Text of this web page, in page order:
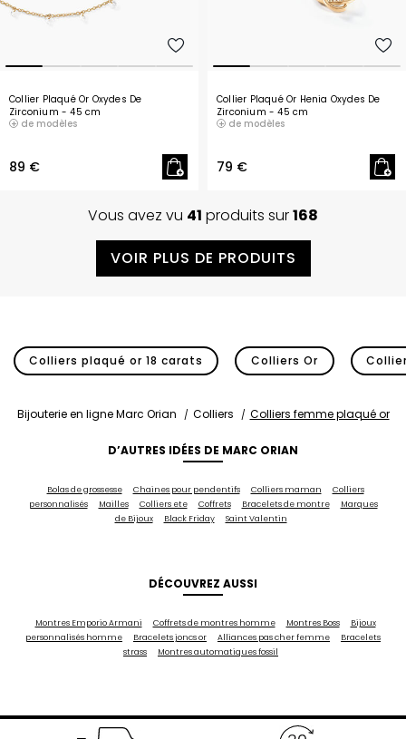
Collier Plaqué Or Oxydes De
Zirconium- 45 cm
de modèles
89 €
Collier Plaqué Or Henia Oxydes De
Zirconium- 45 cm
de modèles
79 €
Vous avez vu 41 produits sur168
VOIR PLUS DE PRODUITS
Colliers plaqué or 18 carats Colliers Or
Bijouterie en ligne Marc Orian Colliers Colliers femme plaqué or
D’AUTRES IDÉES DE MARC ORIAN
Bolas de grossesse Chaines pour pendentifs Colliers maman
Colliers
personnalisés
Mailles Colliers ete Coffrets Bracelets de montre
Marques
de Bijoux
Black Friday Saint Valentin
DÉCOUVREZ AUSSI
Montres Emporio Armani Coffrets de montres homme Montres Boss
Bijoux
personnalisés homme
Bracelets joncs or Alliances pas cher femme
Bracelets
strass
Montres automatiques fossil